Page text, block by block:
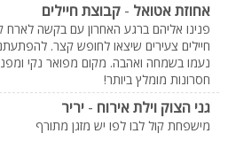
אחוזת אטואל - קבוצת חיילים
פנינו אליהם ברגע האחרון עם בקשה לארח
חיילים צעירים שיצאו לחופש קצר.
נעמו בשמחה ואהבה. מקום מפואר נקי
חסרונות מומלץ ביותר!
גני הצוק וילת אירוח - יריר
מישפחת קול לבו לפו יש מזגן מתורף